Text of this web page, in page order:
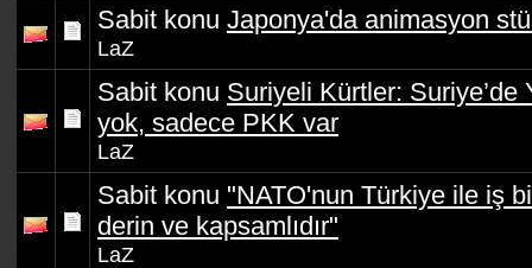
Sabit konu Japonya'da animasyon
LaZ
Sabit konu Suriyeli Kürtler:
yok, sadece PKK var
LaZ
Sabit konu "NATO'nun Türkiye ile iş
derin ve kapsamlıdır"
LaZ